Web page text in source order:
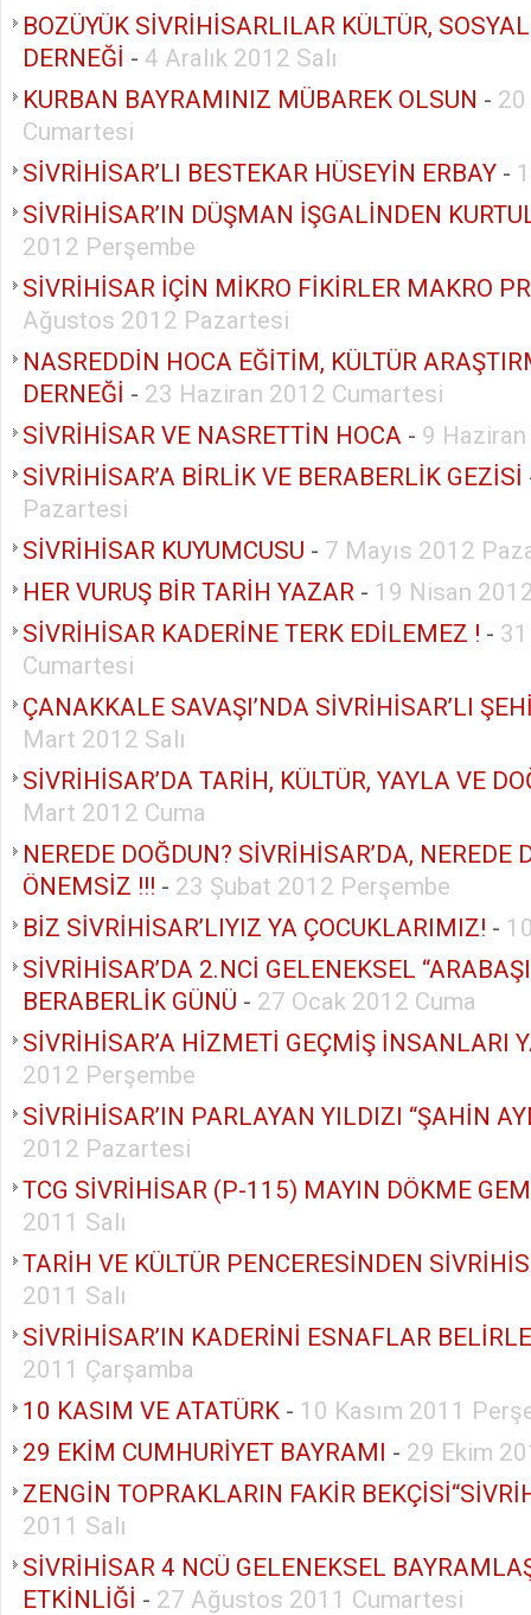
BOZÜYÜK SİVRİHİSARLILAR KÜLTÜR,
DERNEĞİ - 4 Aralık 2012 Salı
KURBAN BAYRAMINIZ MÜBAREK OLSUN -
Cumartesi
SİVRİHİSAR’LI BESTEKAR HÜSEYİN ERBAY -
SİVRİHİSAR’IN DÜŞMAN İŞGALİNDEN
2012 Perşembe
SİVRİHİSAR İÇİN MİKRO FİKİRLER MAKRO
Ağustos 2012 Pazartesi
NASREDDİN HOCA EĞİTİM, KÜLTÜR
DERNEĞİ - 23 Haziran 2012 Cumartesi
SİVRİHİSAR VE NASRETTİN HOCA - 9
SİVRİHİSAR’A BİRLİK VE BERABERLİK GEZİSİ
Pazartesi
SİVRİHİSAR KUYUMCUSU - 7 Mayıs 2012
HER VURUŞ BİR TARİH YAZAR - 19 Nisan
SİVRİHİSAR KADERİNE TERK EDİLEMEZ ! -
Cumartesi
ÇANAKKALE SAVAŞI’NDA SİVRİHİSAR’LI
Mart 2012 Salı
SİVRİHİSAR’DA TARİH, KÜLTÜR, YAYLA VE
Mart 2012 Cuma
NEREDE DOĞDUN? SİVRİHİSAR’DA, NEREDE
ÖNEMSİZ !!! - 23 Şubat 2012 Perşembe
BİZ SİVRİHİSAR’LIYIZ YA ÇOCUKLARIMIZ! -
SİVRİHİSAR’DA 2.NCİ GELENEKSEL
BERABERLİK GÜNÜ - 27 Ocak 2012 Cuma
SİVRİHİSAR’A HİZMETİ GEÇMİŞ İNSANLARI
2012 Perşembe
SİVRİHİSAR’IN PARLAYAN YILDIZI “ŞAHİN
2012 Pazartesi
TCG SİVRİHİSAR (P-115) MAYIN DÖKME
2011 Salı
TARİH VE KÜLTÜR PENCERESİNDEN
2011 Salı
SİVRİHİSAR’IN KADERİNİ ESNAFLAR
2011 Çarşamba
10 KASIM VE ATATÜRK - 10 Kasım 2011
29 EKİM CUMHURİYET BAYRAMI - 29 Ekim
ZENGİN TOPRAKLARIN FAKİR
2011 Salı
SİVRİHİSAR 4 NCÜ GELENEKSEL
ETKİNLİĞİ - 27 Ağustos 2011 Cumartesi